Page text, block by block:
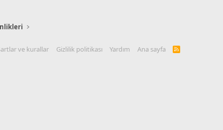
ve kurallar Gizlilik politikası Yardım Ana sayfa
R